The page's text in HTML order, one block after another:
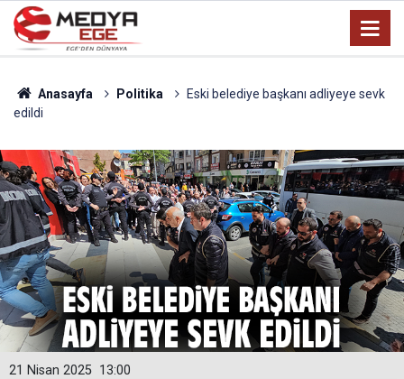
Anasayfa Politika
Eski belediye başkanı adliyeye sevk
edildi
13:00
21 Nisan 2025